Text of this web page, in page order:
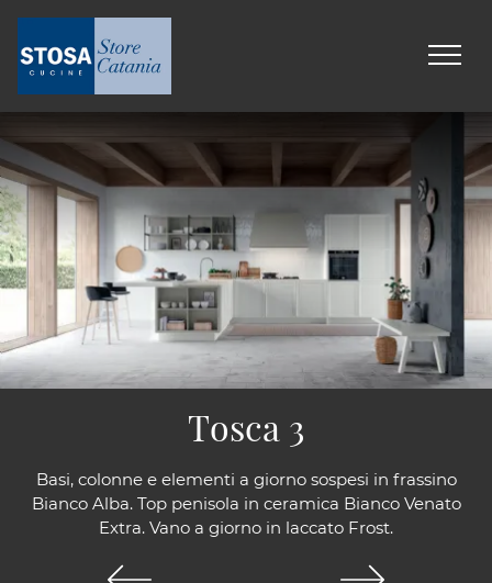
Basi, colonne e elementi a giorno sospesi in frassino
Bianco Alba. Top penisola in ceramica Bianco Venato
Extra. Vano a giorno in laccato Frost.
Tosca 3